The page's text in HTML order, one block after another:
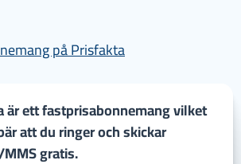
på Prisfakta
är ett fastprisabonnemang vilket
att du ringer och skickar
gratis.